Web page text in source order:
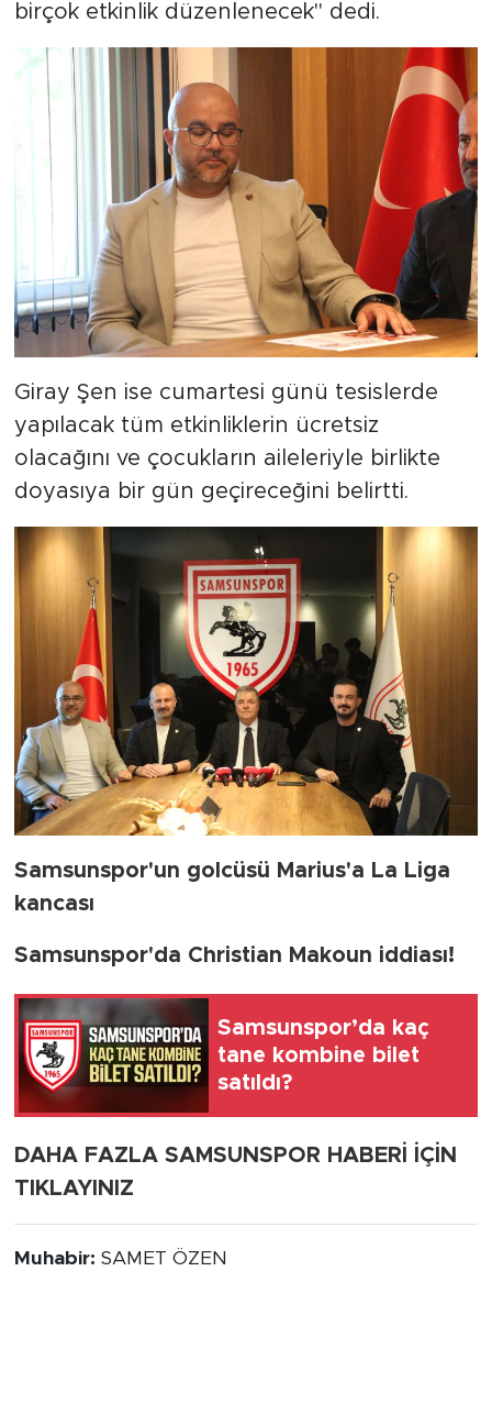
birçok etkinlik düzenlenecek" dedi.
Giray Şen ise cumartesi günü tesislerde
yapılacak tüm etkinliklerin ücretsiz
olacağını ve çocukların aileleriyle birlikte
doyasıya bir gün geçireceğini belirtti.
Samsunspor'un golcüsü Marius'a La Liga
kancası
Samsunspor'da Christian Makoun iddiası!
Samsunspor’da kaç
tane kombine bilet
satıldı?
DAHA FAZLA SAMSUNSPOR HABERİ İÇİN
TIKLAYINIZ
Muhabir: SAMET ÖZEN